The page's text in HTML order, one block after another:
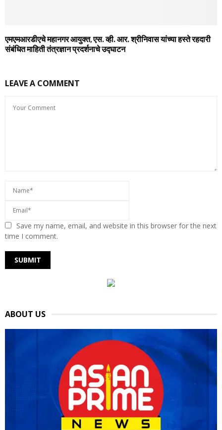
एमएमआरडीएचे महानगर आयुक्त, एस. व्ही. आर. श्रीनिवास यांच्या हस्ते रहदारी
संबंधित माहिती तंत्रज्ञान प्रदर्शनाचे उद्घाटन
LEAVE A COMMENT
Save my name, email, and website in this browser for the next
time I comment.
ABOUT US